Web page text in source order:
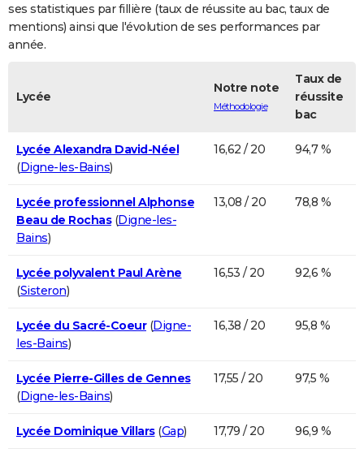
FORUM
Bricolage
Lifestyle
Culture
Sport
Auto
Television
Voyage
Cinema
ses statistiques par fillière (taux de réussite au bac, taux de
mentions) ainsi que l'évolution de ses performances par
année.
Lycée
Notre note
Méthodologie
Taux de
réussite
bac
Lycée Alexandra David-Néel
(Digne-les-Bains)
16,62 / 20 94,7 %
Lycée professionnel Alphonse
Beau de Rochas(Digne-les-
Bains)
13,08 / 20 78,8 %
Lycée polyvalent Paul Arène
(Sisteron)
16,53 / 20 92,6 %
Lycée du Sacré-Coeur(Digne-
les-Bains)
16,38 / 20 95,8 %
Lycée Pierre-Gilles de Gennes
(Digne-les-Bains)
17,55 / 20 97,5 %
Lycée Dominique Villars(Gap) 17,79 / 20 96,9 %